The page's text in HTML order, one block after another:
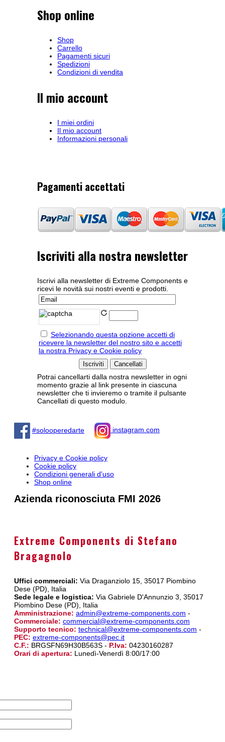
Shop online
Shop
Carrello
Pagamenti sicuri
Spedizioni
Condizioni di vendita
Il mio account
I miei ordini
Il mio account
Informazioni personali
Pagamenti accettati
Iscriviti alla nostra newsletter
Iscrivi alla newsletter di Extreme Components e
ricevi le novità sui nostri eventi e prodotti.
Selezionando questa opzione accetti di
ricevere la newsletter del nostro sito e accetti
la nostra Privacy e Cookie policy
Potrai cancellarti dalla nostra newsletter in ogni
momento grazie al link presente in ciascuna
newsletter che ti invieremo o tramite il pulsante
Cancellati di questo modulo.
#solooperedarte instagram.com
Privacy e Cookie policy
Cookie policy
Condizioni generali d'uso
Shop online
Azienda riconosciuta FMI 2026
Extreme Components di Stefano
Bragagnolo
Uffici commerciali: Via Draganziolo 15, 35017 Piombino
Dese (PD), Italia
Sede legale e logistica: Via Gabriele D'Annunzio 3, 35017
Piombino Dese (PD), Italia
Amministrazione: admin@extreme-components.com -
Commerciale: commercial@extreme-components.com
Supporto tecnico: technical@extreme-components.com -
PEC: extreme-components@pec.it
C.F.: BRGSFN69H30B563S - P.Iva: 04230160287
Orari di apertura: Lunedì-Venerdì 8:00/17:00